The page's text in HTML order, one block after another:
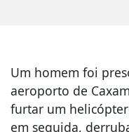
Um homem foi
aeroporto de
furtar um
em seguida,